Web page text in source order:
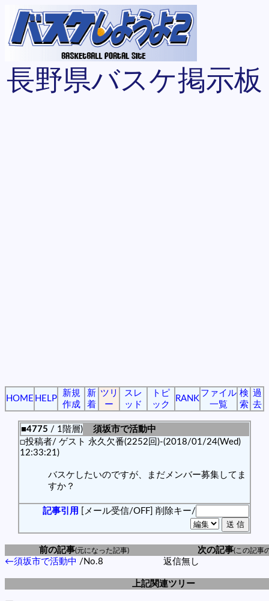
長野県バスケ掲示板
HOME HELP
新規
作成
新
着
ツリ
ー
スレ
ッド
トピ
ック
RANK
ファイル
一覧
検
索
過
去
■4775 / 1階層)
須坂市で活動中
□投稿者/ ゲスト 永久欠番(2252回)-(2018/01/24(Wed)
12:33:21)
バスケしたいのですが、まだメンバー募集してま
すか？
記事引用 [メール受信/OFF] 削除キー/
前の記事(元になった記事) 次の記事(この記事
←須坂市で活動中 /No.8 返信無し
上記関連ツリー